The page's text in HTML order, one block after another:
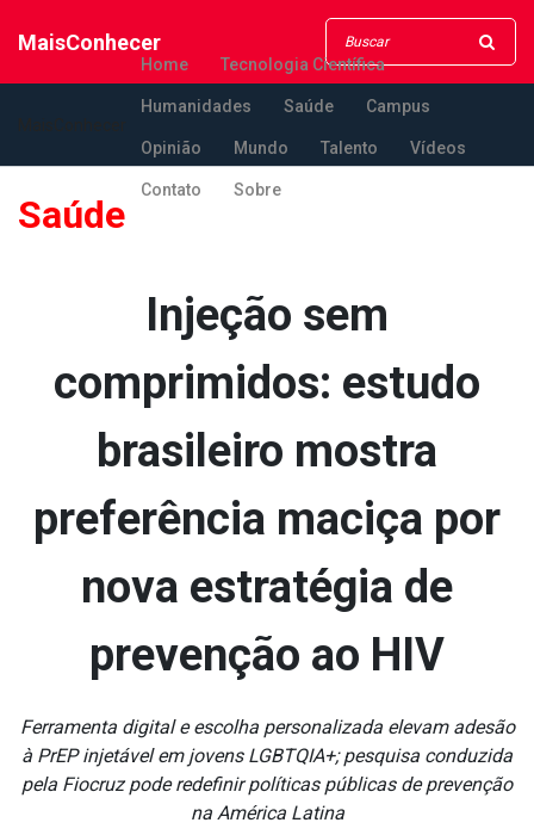
MaisConhecer
Home Tecnologia Científica
Humanidades Saúde Campus
Opinião Mundo Talento Vídeos
Contato Sobre
Saúde
Injeção sem
comprimidos: estudo
brasileiro mostra
preferência maciça por
nova estratégia de
prevenção ao HIV
Ferramenta digital e escolha personalizada elevam adesão
à PrEP injetável em jovens LGBTQIA+; pesquisa conduzida
pela Fiocruz pode redefinir políticas públicas de prevenção
na América Latina